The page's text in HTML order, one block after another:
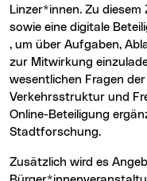
Linzer*innen. Zu diesem
sowie eine digitale
, um über Aufgaben,
zur Mitwirkung
wesentlichen Fragen
Verkehrsstruktur und
Online-Beteiligung
Stadtforschung.
Zusätzlich wird es Angebote wie Information auf